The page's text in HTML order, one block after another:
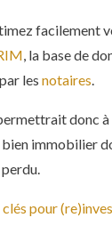
facilement
, la base de
les notaires.
donc à
bien immobilier
clés pour